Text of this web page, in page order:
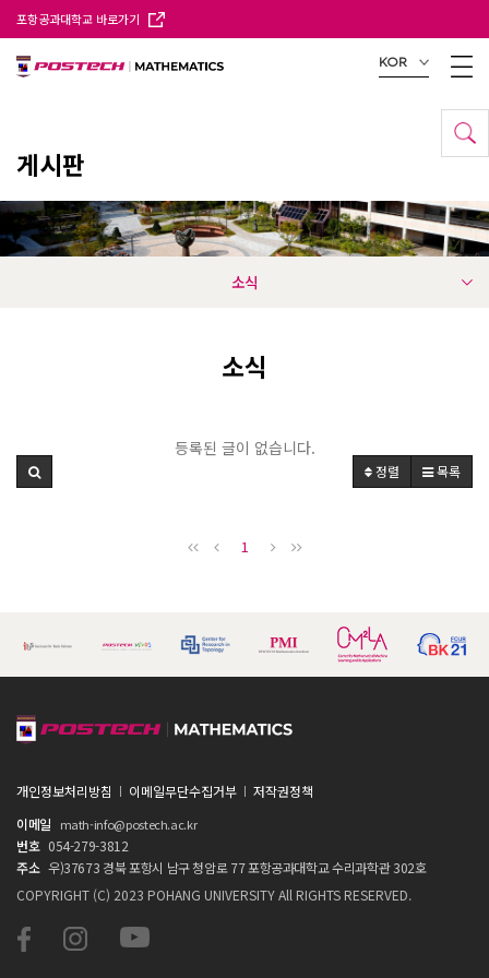
포항공과대학교 바로가기
KOR
게시판
소식
소식
등록된 글이 없습니다.
정렬 목록
1
개인정보처리방침 이메일무단수집거부
저작권정책
이메일
math-info@postech.ac.kr
번호 054-279-3812
주소 우)37673 경북 포항시 남구 청암로 77 포항공과대학교 수리과학관 302호
COPYRIGHT (C) 2023 POHANG UNIVERSITY All RIGHTS RESERVED.